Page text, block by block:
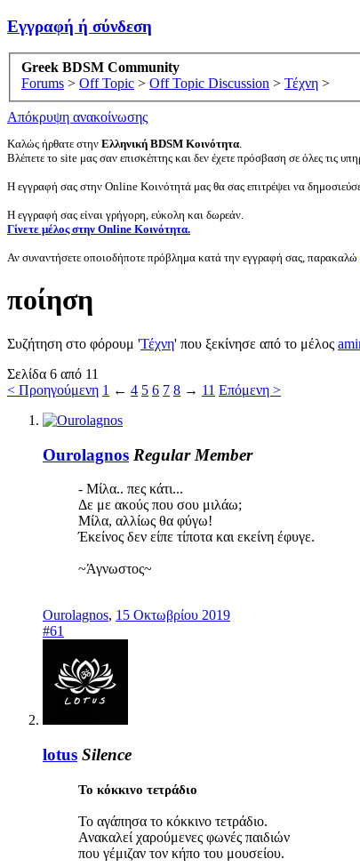
Εγγραφή ή σύνδεση
Greek BDSM Community
Forums > Off Topic > Off Topic Discussion > Τέχνη >
Απόκρυψη ανακοίνωσης
Καλώς ήρθατε στην Ελληνική BDSM Κοινότητα.
Βλέπετε το site μας σαν επισκέπτης και δεν έχετε πρόσβαση σε όλες τις
Η εγγραφή σας στην Online Κοινότητά μας θα σας επιτρέψει να
Η εγγραφή σας είναι γρήγορη, εύκολη και δωρεάν.
Γίνετε μέλος στην Online Κοινότητα.
Αν συναντήσετε οποιοδήποτε πρόβλημα κατά την εγγραφή σας, παρακαλώ
ποίηση
Συζήτηση στο φόρουμ 'Τέχνη' που ξεκίνησε από το μέλος
Σελίδα 6 από 11
< Προηγούμενη 1 ← 4 5 6 7 8 → 11 Επόμενη >
Ourolagnos Regular Member
- Μίλα.. πες κάτι...
Δε με ακούς που σου μιλάω;
Μίλα, αλλίως θα φύγω!
Έκείνος δεν είπε τίποτα και εκείνη έφυγε.
~Άγνωστος~
Ourolagnos, 15 Οκτωβρίου 2019
#61
lotus Silence
Το κόκκινο τετράδιο
Το αγάπησα το κόκκινο τετράδιο.
Ανακαλεί χαρούμενες φωνές παιδιών
που γέμιζαν τον κήπο του μουσείου.